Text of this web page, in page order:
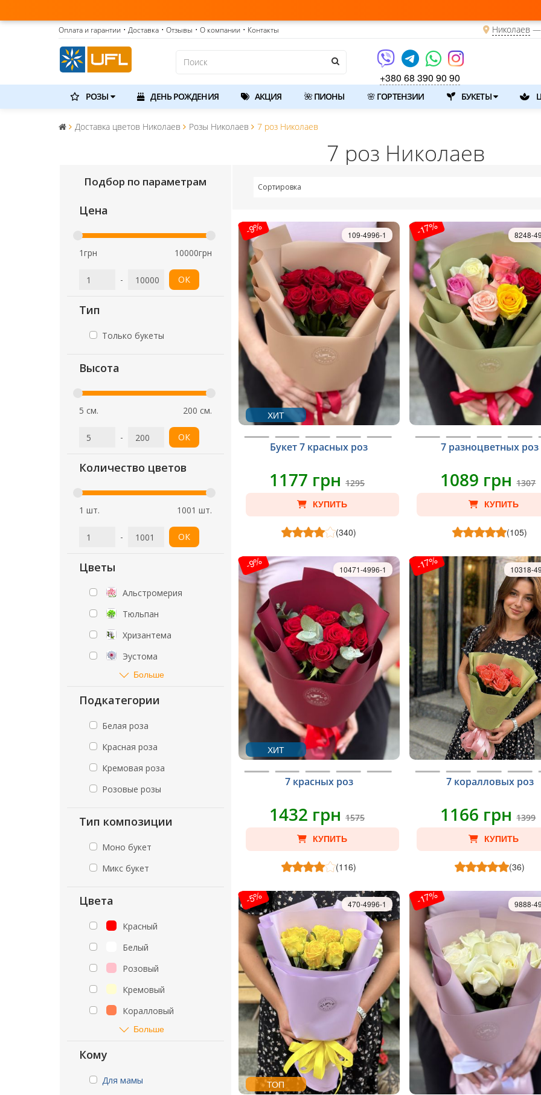
Оплата и гарантии • Доставка • Отзывы • О компании • Контакты Николаев—
+380 68 390 90 90
РОЗЫ ДЕНЬ РОЖДЕНИЯ АКЦИЯ 🌺 ПИОНЫ 🌸 ГОРТЕНЗИИ БУКЕТЫ
Доставка цветов Николаев Розы Николаев 7 роз Николаев
7 роз Николаев
Подбор по параметрам
Цена
1грн 10000грн
- ОК
Тип
Только букеты
Высота
5 см. 200 см.
- ОК
Количество цветов
1 шт. 1001 шт.
- ОК
Цветы
Альстромерия
Тюльпан
Хризантема
Эустома
Больше
Подкатегории
Белая роза
Красная роза
Кремовая роза
Розовые розы
Тип композиции
Моно букет
Микс букет
Цвета
Красный
Белый
Розовый
Кремовый
Коралловый
Больше
Кому
Для мамы
Сортировка
-9%
ХИТ
Букет 7 красных роз
109-4996-1
1177 грн1295
КУПИТЬ
(340)
-17%
7 разноцветных роз
8248-
1089 грн1307
КУПИТЬ
(105)
-9%
ХИТ
7 красных роз
10471-4996-1
1432 грн1575
КУПИТЬ
(116)
-17%
7 коралловых роз
10318-
1166 грн1399
КУПИТЬ
(36)
-5%
ТОП
470-4996-1 -17% 9888-